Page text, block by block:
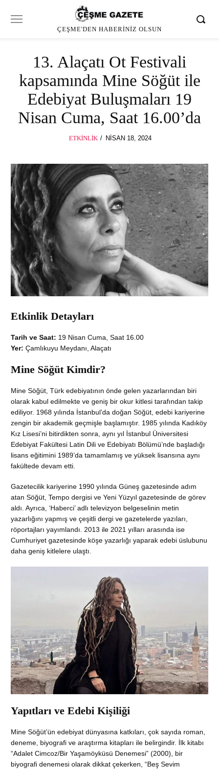
ÇEŞME'DEN HABERINIZ OLSUN
13. Alaçatı Ot Festivali
kapsamında Mine Söğüt ile
Edebiyat Buluşmaları 19
Nisan Cuma, Saat 16.00’da
ETKINLIK
POSTED
NISAN 18, 2024
Etkinlik Detayları
Tarih ve Saat: 19 Nisan Cuma, Saat 16.00
Yer: Çamlıkuyu Meydanı, Alaçatı
Mine Söğüt Kimdir?
Mine Söğüt, Türk edebiyatının önde gelen yazarlarından biri
olarak kabul edilmekte ve geniş bir okur kitlesi tarafından takip
ediliyor. 1968 yılında İstanbul’da doğan Söğüt, edebi kariyerine
zengin bir akademik geçmişle başlamıştır. 1985 yılında Kadıköy
Kız Lisesi’ni bitirdikten sonra, aynı yıl İstanbul Üniversitesi
Edebiyat Fakültesi Latin Dili ve Edebiyatı Bölümü’nde başladığı
lisans eğitimini 1989’da tamamlamış ve yüksek lisansına aynı
fakültede devam etti.
Gazetecilik kariyerine 1990 yılında Güneş gazetesinde adım
atan Söğüt, Tempo dergisi ve Yeni Yüzyıl gazetesinde de görev
aldı. Ayrıca, ‘Haberci’ adlı televizyon belgeselinin metin
yazarlığını yapmış ve çeşitli dergi ve gazetelerde yazıları,
röportajları yayımlandı. 2013 ile 2021 yılları arasında ise
Cumhuriyet gazetesinde köşe yazarlığı yaparak edebi üslubunu
daha geniş kitlelere ulaştı.
Yapıtları ve Edebi Kişiliği
Mine Söğüt’ün edebiyat dünyasına katkıları, çok sayıda roman,
deneme, biyografi ve araştırma kitapları ile belirgindir. İlk kitabı
“Adalet Cimcoz/Bir Yaşamöyküsü Denemesi” (2000), bir
biyografi denemesi olarak dikkat çekerken, “Beş Sevim